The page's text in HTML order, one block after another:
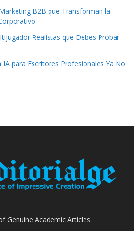
B2B que Transforman la
Realistas que Debes Probar
IA para Escritores Profesionales Ya No
Genuine Academic Articles